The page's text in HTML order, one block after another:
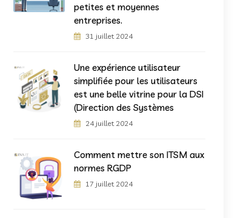
petites et moyennes
entreprises.
31 juillet 2024
Une expérience utilisateur
simplifiée pour les utilisateurs
est une belle vitrine pour la DSI
(Direction des Systèmes
24 juillet 2024
Comment mettre son ITSM aux
normes RGDP
17 juillet 2024